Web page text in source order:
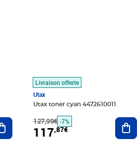
Ajouter au panier
Livraison offerte
Utax
Utax toner cyan 4472610011
127,99€ -7%
117,87€